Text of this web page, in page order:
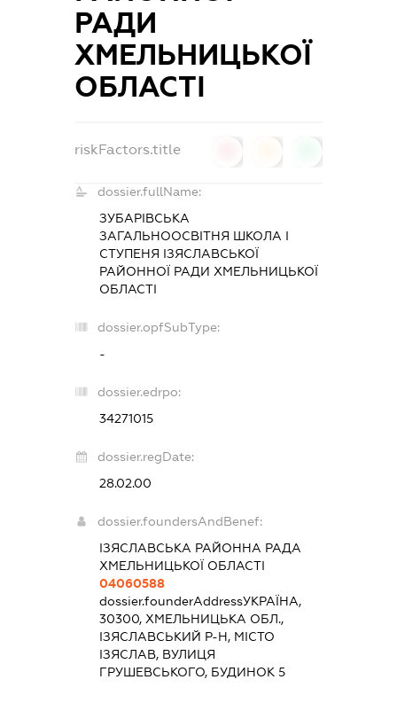
РАДИ
ХМЕЛЬНИЦЬКОЇ
ОБЛАСТІ
riskFactors.title
dossier.fullName:
ЗУБАРІВСЬКА
ЗАГАЛЬНООСВІТНЯ ШКОЛА І
СТУПЕНЯ ІЗЯСЛАВСЬКОЇ
РАЙОННОЇ РАДИ ХМЕЛЬНИЦЬКОЇ
ОБЛАСТІ
dossier.opfSubType:
-
dossier.edrpo:
34271015
dossier.regDate:
28.02.00
dossier.foundersAndBenef:
ІЗЯСЛАВСЬКА РАЙОННА РАДА
ХМЕЛЬНИЦЬКОЇ ОБЛАСТІ
04060588
dossier.founderAddressУКРАЇНА,
30300, ХМЕЛЬНИЦЬКА ОБЛ.,
ІЗЯСЛАВСЬКИЙ Р-Н, МІСТО
ІЗЯСЛАВ, ВУЛИЦЯ
ГРУШЕВСЬКОГО, БУДИНОК 5